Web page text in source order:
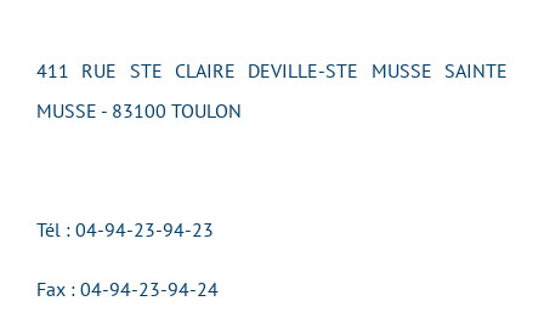
411 RUE STE CLAIRE DEVILLE-STE MUSSE SAINTE
MUSSE - 83100 TOULON
Tél : 04-94-23-94-23
Fax : 04-94-23-94-24